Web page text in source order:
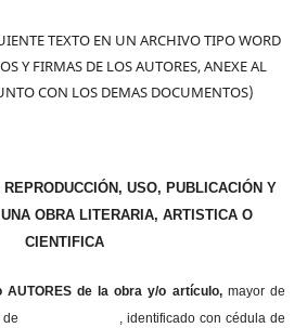
TEXTO EN UN ARCHIVO TIPO WORD
Y FIRMAS DE LOS AUTORES, ANEXE AL
CON LOS DEMAS DOCUMENTOS)
USO, PUBLICACIÓN Y
OBRA LITERARIA, ARTISTICA O
CIENTIFICA
AUTORES de la obra y/o artículo, mayor de
de , identificado con cédula de